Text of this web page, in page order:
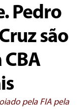
Pedro
são
pela FIA pela